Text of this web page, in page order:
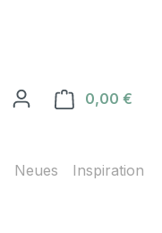
0,00 €
Neues Inspiration